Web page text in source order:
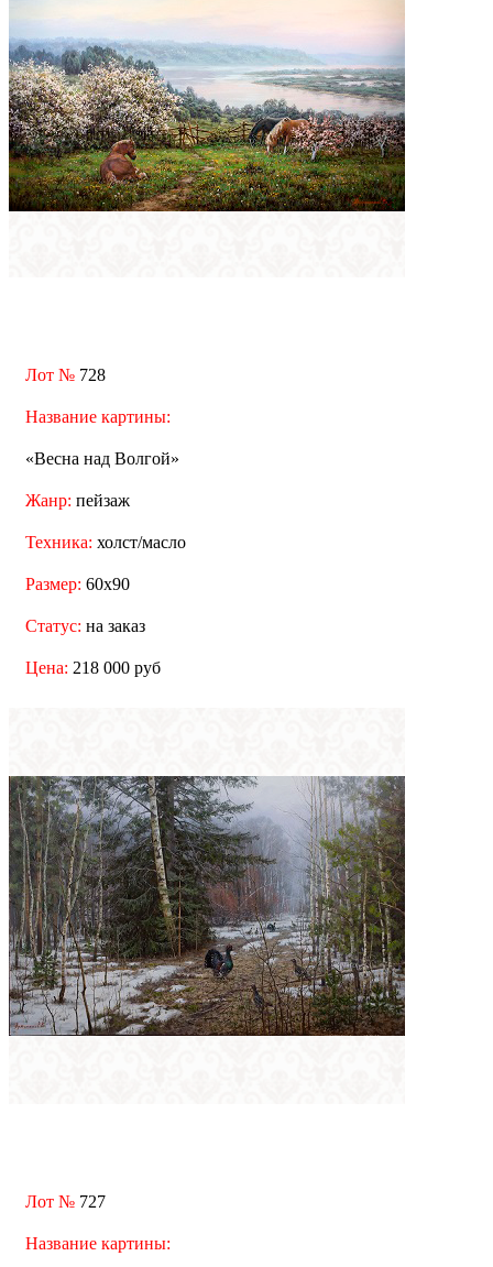
Лот № 728
Название картины:
«Весна над Волгой»
Жанр: пейзаж
Техника: холст/масло
Размер: 60x90
Статус: на заказ
Цена: 218 000 руб
Лот № 727
Название картины: